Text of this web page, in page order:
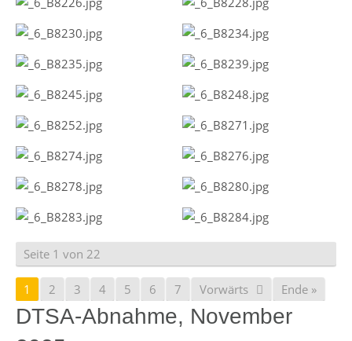
Seite 1 von 22
1 2 3 4 5 6 7 Vorwärts Ende »
DTSA-Abnahme, November